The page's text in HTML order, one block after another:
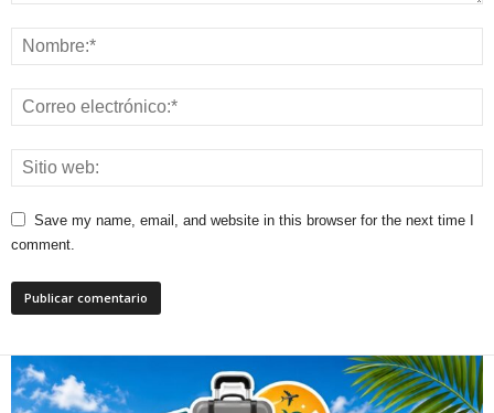
Save my name, email, and website in this browser for the next time I
comment.